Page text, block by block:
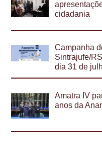
cidadania
Campanha
Sintrajufe/
dia 31 de
Amatra IV
anos da